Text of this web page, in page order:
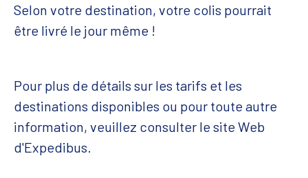
Selon votre destination, votre colis pourrait
être livré le jour même !
Pour plus de détails sur les tarifs et les
destinations disponibles ou pour toute autre
information, veuillez consulter le site Web
d'Expedibus.